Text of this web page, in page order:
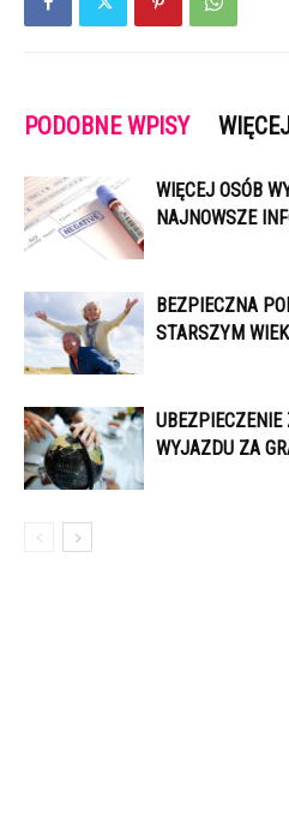
PODOBNE WPISY
WIĘCEJ OSÓB
NAJNOWSZE
BEZPIECZNA
STARSZYM
UBEZPIECZENIE
WYJAZDU ZA